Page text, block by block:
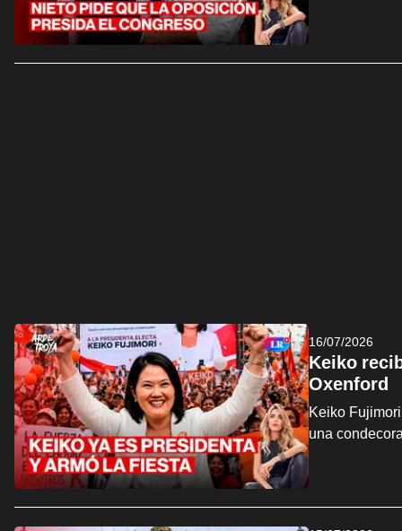
16/07/2026
Keiko
Oxenford
Keiko
una